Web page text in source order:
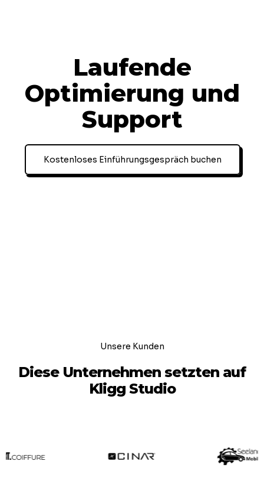
Laufende
Optimierung und
Support
Kostenloses Einführungsgespräch buchen
Unsere Kunden
Diese Unternehmen setzten auf
Kligg Studio